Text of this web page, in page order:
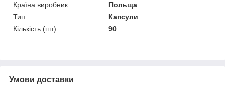
Країна виробник
Польща
Тип
Капсули
Кількість (шт)
90
Умови доставки